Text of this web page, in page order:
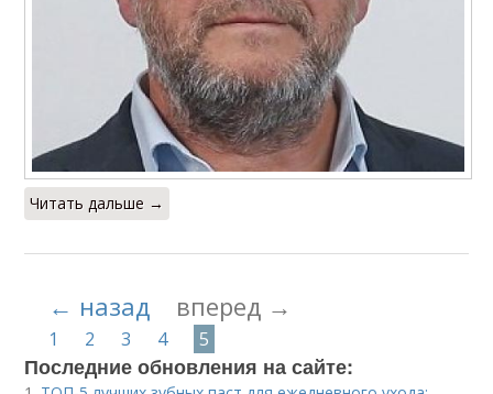
Читать дальше →
← назад вперед →
1 2 3 4 5
Последние обновления на сайте: